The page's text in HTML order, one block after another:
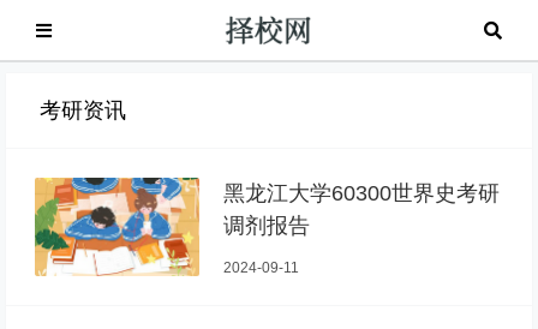
考研资讯
黑龙江大学60300世界史考研
调剂报告
2024-09-11